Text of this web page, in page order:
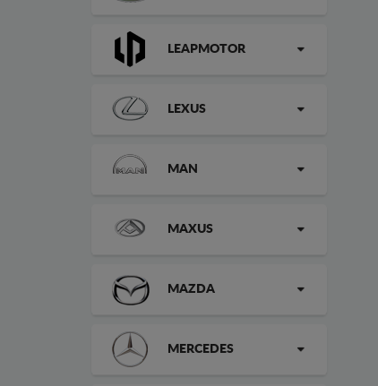
LEAPMOTOR
LEXUS
MAN
MAXUS
MAZDA
MERCEDES